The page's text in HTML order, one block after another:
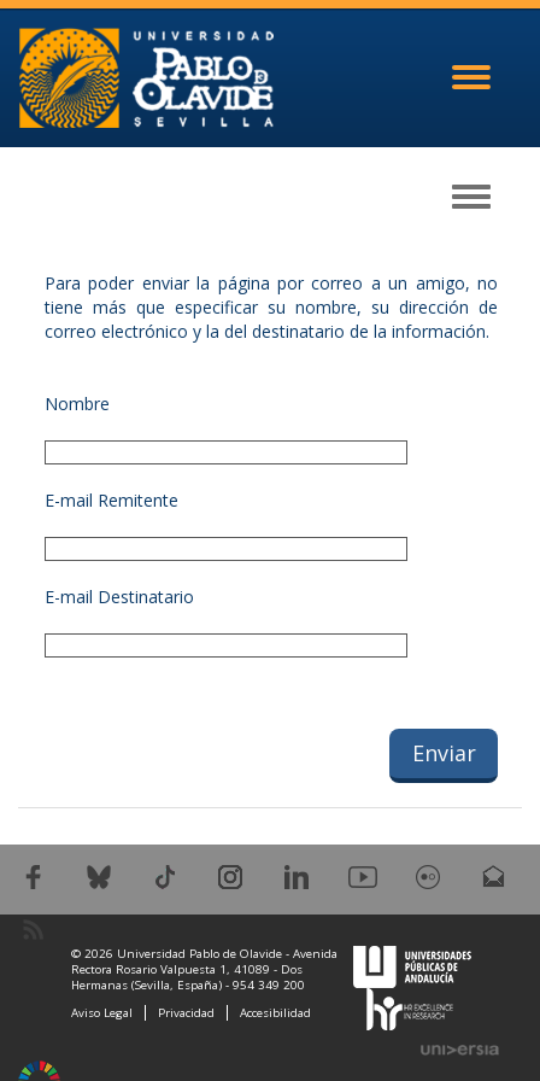
Toggle
Toggle
Para poder enviar la página por correo a un amigo, no
tiene más que especificar su nombre, su dirección de
correo electrónico y la del destinatario de la información.
Nombre
E-mail Remitente
E-mail Destinatario
© 2026 Universidad Pablo de Olavide - Avenida
Rectora Rosario Valpuesta 1, 41089 - Dos
Hermanas (Sevilla, España) - 954 349 200
Aviso Legal
Privacidad Accesibilidad